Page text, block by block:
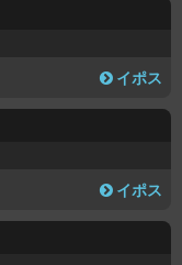
イポス
イポス